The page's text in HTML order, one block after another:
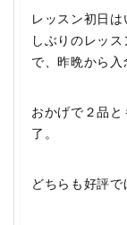
レッスン初日
しぶりのレッ
で、昨晩から入
おかげで２品
了。
どちらも好評で